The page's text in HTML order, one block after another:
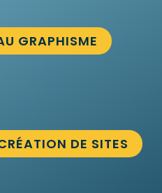
GRAPHISME
DE SITES